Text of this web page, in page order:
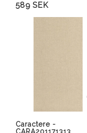
589 SEK
Caractere -